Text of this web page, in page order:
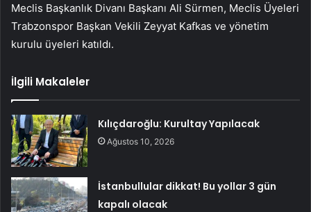
Meclis Başkanlık Divanı Başkanı Ali Sürmen, Meclis Üyeleri
Trabzonspor Başkan Vekili Zeyyat Kafkas ve yönetim
kurulu üyeleri katıldı.
İlgili Makaleler
Kılıçdaroğlu: Kurultay Yapılacak
Ağustos 10, 2026
İstanbullular dikkat! Bu yollar 3 gün
kapalı olacak